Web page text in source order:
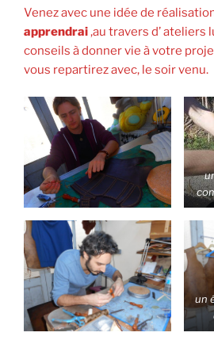
Venez avec une idée de
apprendrai,au travers d’ ateliers
conseils à donner vie à votre
vous repartirez avec, le soir venu.
un